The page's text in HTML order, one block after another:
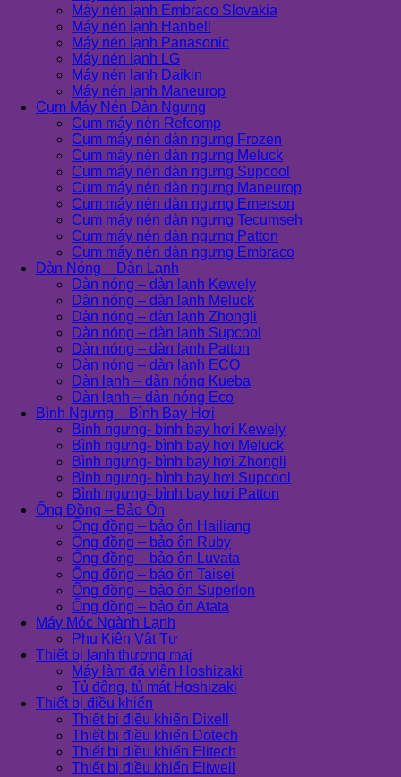
Máy nén lạnh Embraco Slovakia
Máy nén lạnh Hanbell
Máy nén lạnh Panasonic
Máy nén lạnh LG
Máy nén lạnh Daikin
Máy nén lạnh Maneurop
Cụm Máy Nén Dàn Ngưng
Cụm máy nén Refcomp
Cụm máy nén dàn ngưng Frozen
Cụm máy nén dàn ngưng Meluck
Cụm máy nén dàn ngưng Supcool
Cụm máy nén dàn ngưng Maneurop
Cụm máy nén dàn ngưng Emerson
Cụm máy nén dàn ngưng Tecumseh
Cụm máy nén dàn ngưng Patton
Cụm máy nén dàn ngưng Embraco
Dàn Nóng – Dàn Lạnh
Dàn nóng – dàn lạnh Kewely
Dàn nóng – dàn lạnh Meluck
Dàn nóng – dàn lạnh Zhongli
Dàn nóng – dàn lạnh Supcool
Dàn nóng – dàn lạnh Patton
Dàn nóng – dàn lạnh ECO
Dàn lạnh – dàn nóng Kueba
Dàn lạnh – dàn nóng Eco
Bình Ngưng – Bình Bay Hơi
Bình ngưng- bình bay hơi Kewely
Bình ngưng- bình bay hơi Meluck
Bình ngưng- bình bay hơi Zhongli
Bình ngưng- bình bay hơi Supcool
Bình ngưng- bình bay hơi Patton
Ống Đồng – Bảo Ôn
Ống đồng – bảo ôn Hailiang
Ống đồng – bảo ôn Ruby
Ống đồng – bảo ôn Luvata
Ống đồng – bảo ôn Taisei
Ống đồng – bảo ôn Superlon
Ống đồng – bảo ôn Atata
Máy Móc Ngành Lạnh
Phụ Kiện Vật Tư
Thiết bị lạnh thương mại
Máy làm đá viên Hoshizaki
Tủ đông, tủ mát Hoshizaki
Thiết bị điều khiển
Thiết bị điều khiển Dixell
Thiết bị điều khiển Dotech
Thiết bị điều khiển Elitech
Thiết bị điều khiển Eliwell